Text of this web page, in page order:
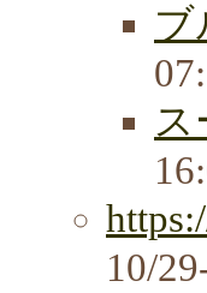
ブ
10/